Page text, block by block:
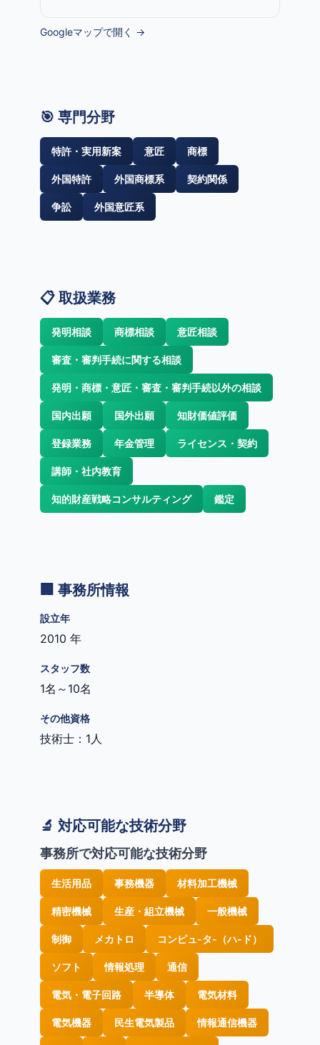
Googleマップで開く →
🎯 専門分野
特許・実用新案 意匠 商標
外国特許 外国商標系 契約関係
争訟 外国意匠系
📋 取扱業務
発明相談 商標相談 意匠相談
審査・審判手続に関する相談
発明・商標・意匠・審査・審判手続以外の相談
国内出願 国外出願 知財価値評価
登録業務 年金管理 ライセンス・契約
講師・社内教育
知的財産戦略コンサルティング 鑑定
🏢 事務所情報
設立年
2010 年
スタッフ数
1名～10名
その他資格
技術士：1人
🔬 対応可能な技術分野
事務所で対応可能な技術分野
生活用品 事務機器 材料加工機械
精密機械 生産・組立機械 一般機械
制御 メカトロ コンピュ-タ-（ハ-ド）
ソフト 情報処理 通信
電気・電子回路 半導体 電気材料
電気機器 民生電気製品 情報通信機器